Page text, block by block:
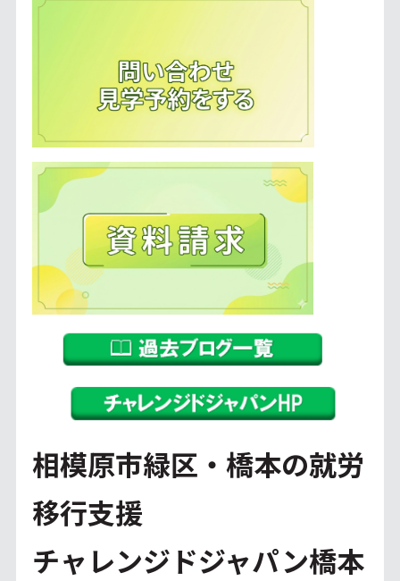
相模原市緑区・橋本の就労
移行支援
チャレンジドジャパン橋本